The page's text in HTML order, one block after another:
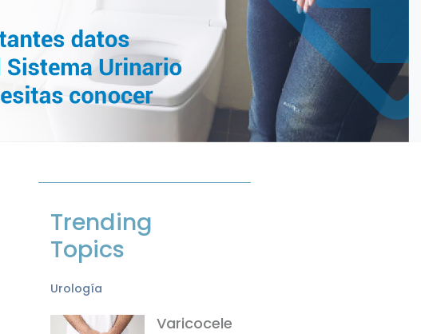
Trending
Topics
Urología
Varicocele